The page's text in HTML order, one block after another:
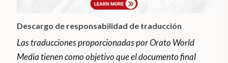
Descargo de responsabilidad de traducción
Las traducciones proporcionadas por Orato World
Media tienen como objetivo que el documento final